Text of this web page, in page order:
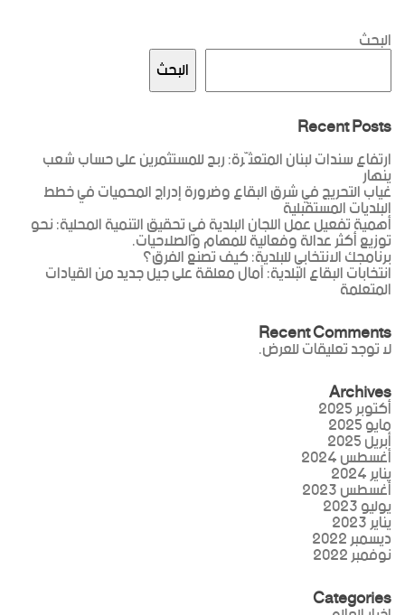
البحث
البحث
Recent Posts
ارتفاع سندات لبنان المتعثّرة: ربح للمستثمرين على حساب شعب
ينهار
غياب التحريج في شرق البقاع وضرورة إدراج المحميات في خطط
البلديات المستقبلية
أهمية تفعيل عمل اللجان البلدية في تحقيق التنمية المحلية: نحو
توزيع أكثر عدالة وفعالية للمهام والصلاحيات.
برنامجك الانتخابي للبلدية: كيف تصنع الفرق؟
انتخابات البقاع البلدية: آمال معلقة على جيل جديد من القيادات
المتعلمة
Recent Comments
لا توجد تعليقات للعرض.
Archives
أكتوبر 2025
مايو 2025
أبريل 2025
أغسطس 2024
يناير 2024
أغسطس 2023
يوليو 2023
يناير 2023
ديسمبر 2022
نوفمبر 2022
Categories